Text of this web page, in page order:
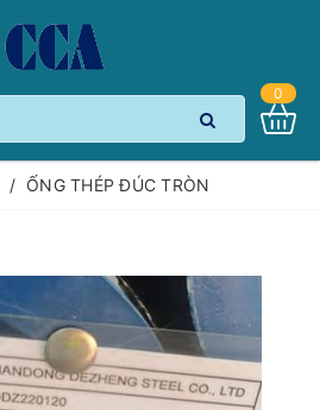
0
/ ỐNG THÉP ĐÚC TRÒN